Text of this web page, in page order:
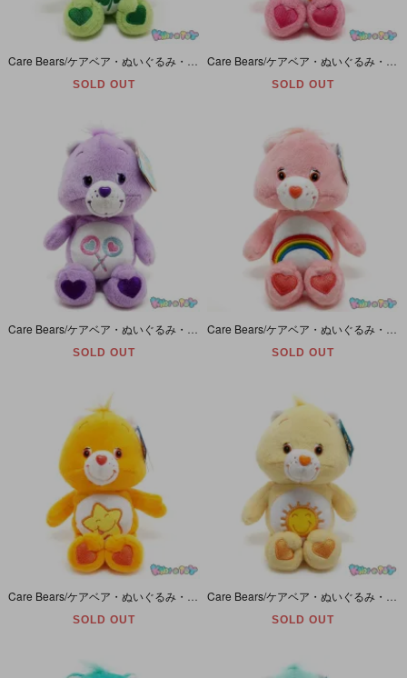
SOLD OUT SOLD OUT
SOLD OUT SOLD OUT
SOLD OUT SOLD OUT